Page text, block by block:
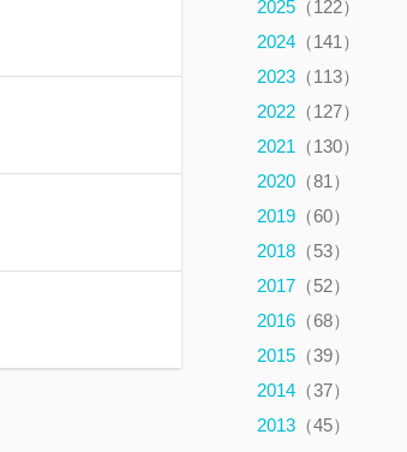
2025（122）
2024（141）
2023（113）
2022（127）
2021 （130）
2020（81）
2019（60）
2018（53）
2017（52）
2016（68）
2015（39）
2014（37）
2013（45）